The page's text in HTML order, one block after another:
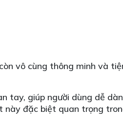
vô cùng thông minh và
tay, giúp người dùng dễ
đặc biệt quan trọng